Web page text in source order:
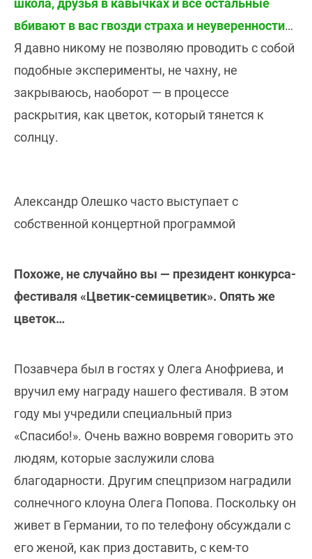
школа, друзья в кавычках и все остальные
вбивают в вас гвозди страха и неуверенности…
Я давно никому не позволяю проводить с собой
подобные эксперименты, не чахну, не
закрываюсь, наоборот — в процессе
раскрытия, как цветок, который тянется к
солнцу.
Александр Олешко часто выступает с
собственной концертной программой
Похоже, не случайно вы — президент конкурса-
фестиваля «Цветик-семицветик». Опять же
цветок…
Позавчера был в гостях у Олега Анофриева, и
вручил ему награду нашего фестиваля. В этом
году мы учредили специальный приз
«Спасибо!». Очень важно вовремя говорить это
людям, которые заслужили слова
благодарности. Другим спецпризом наградили
солнечного клоуна Олега Попова. Поскольку он
живет в Германии, то по телефону обсуждали с
его женой, как приз доставить, с кем-то